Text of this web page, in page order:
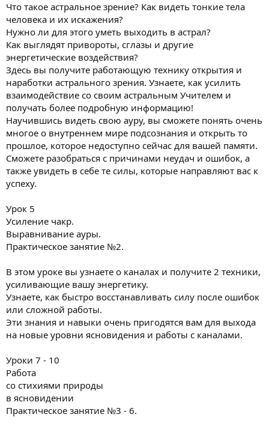
Что такое астральное зрение? Как видеть тонкие тела
человека и их искажения?
Нужно ли для этого уметь выходить в астрал?
Как выглядят привороты, сглазы и другие
энергетические воздействия?
Здесь вы получите работающую технику открытия и
наработки астрального зрения. Узнаете, как усилить
взаимодействие со своим астральным Учителем и
получать более подробную информацию!
Научившись видеть свою ауру, вы сможете понять очень
многое о внутреннем мире подсознания и открыть то
прошлое, которое недоступно сейчас для вашей памяти.
Сможете разобраться с причинами неудач и ошибок, а
также увидеть в себе те силы, которые направляют вас к
успеху.
Урок 5
Усиление чакр.
Выравнивание ауры.
Практическое занятие №2.
В этом уроке вы узнаете о каналах и получите 2 техники,
усиливающие вашу энергетику.
Узнаете, как быстро восстанавливать силу после ошибок
или сложной работы.
Эти знания и навыки очень пригодятся вам для выхода
на новые уровни ясновидения и работы с каналами.
Уроки 7 - 10
Работа
со стихиями природы
в ясновидении
Практическое занятие №3 - 6.